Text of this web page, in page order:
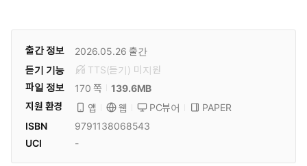
출간 정보 2026.05.26 출간
듣기 기능
TTS(듣기) 미 지원
파일 정보
170 쪽
139.6MB
지원 환경
앱 웹 PC뷰어
PAPER
ISBN
9791138068543
UCI
-